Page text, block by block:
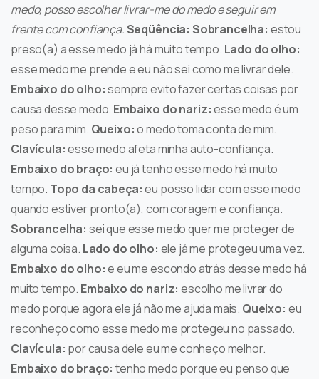
medo, posso escolher livrar-me do medo e seguir em
frente com confiança.Seqüência: Sobrancelha: estou
preso(a) a esse medo já há muito tempo. Lado do olho:
esse medo me prende e eu não sei como me livrar dele.
Embaixo do olho:sempre evito fazer certas coisas por
causa desse medo. Embaixo do nariz:esse medo é um
peso para mim. Queixo:o medo toma conta de mim.
Clavícula:esse medo afeta minha auto-confiança.
Embaixo do braço: eu já tenho esse medo há muito
tempo. Topo da cabeça:eu posso lidar com esse medo
quando estiver pronto(a), com coragem e confiança.
Sobrancelha: sei que esse medo quer me proteger de
alguma coisa. Lado do olho: ele já me protegeu uma vez.
Embaixo do olho:e eu me escondo atrás desse medo há
muito tempo. Embaixo do nariz: escolho me livrar do
medo porque agora ele já não me ajuda mais. Queixo: eu
reconheço como esse medo me protegeu no passado.
Clavícula: por causa dele eu me conheço melhor.
Embaixo do braço: tenho medo porque eu penso que